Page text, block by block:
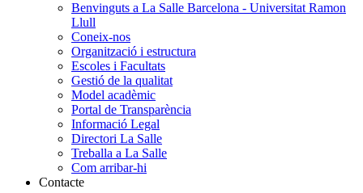
Benvinguts a La Salle Barcelona - Universitat Ramon
Llull
Coneix-nos
Organització i estructura
Escoles i Facultats
Gestió de la qualitat
Model acadèmic
Portal de Transparència
Informació Legal
Directori La Salle
Treballa a La Salle
Com arribar-hi
Contacte